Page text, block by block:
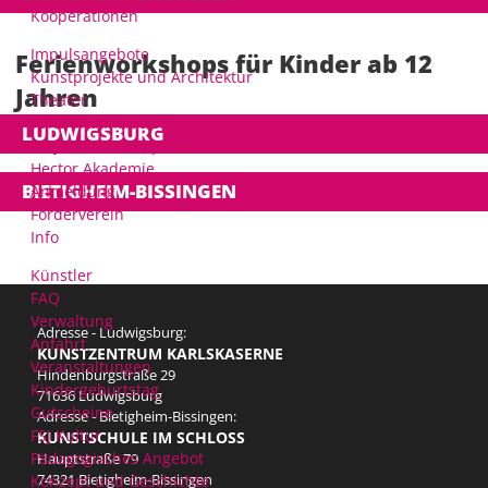
Kooperationen
Impulsangebote
Kunstprojekte und Architektur
Theater
Tanz und Inklusion
Projekte aus Kooperationen
Hector Akademie
Anmeldung
Förderverein
Info
Künstler
FAQ
Verwaltung
Anfahrt
Veranstaltungen
Kindergeburtstag
Gutscheine
FSJ Kultur
Pädagogisches Angebot
Konzept und Geschichte
Ferienworkshops für Kinder ab 12
Jahren
LUDWIGSBURG
BIETIGHEIM-BISSINGEN
Adresse - Ludwigsburg:
KUNSTZENTRUM KARLSKASERNE
Hindenburgstraße 29
71636 Ludwigsburg
Adresse - Bietigheim-Bissingen:
KUNSTSCHULE IM SCHLOSS
Hauptstraße 79
74321 Bietigheim-Bissingen